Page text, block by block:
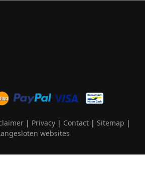
| Privacy| Contact| Sitemap |
websites